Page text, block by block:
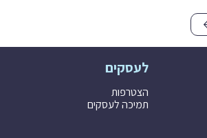
לעסקים
הצטרפות
תמיכה לעסקים